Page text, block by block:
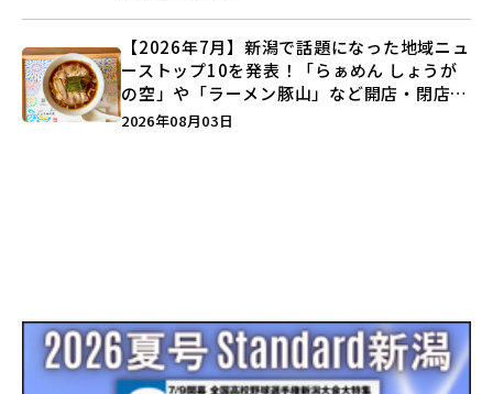
【2026年7月】新潟で話題になった地域ニュ
ーストップ10を発表！「らぁめん しょうが
の空」や「ラーメン豚山」など開店・閉店の
注目記事をランキングでご紹介♪
2026年08月03日